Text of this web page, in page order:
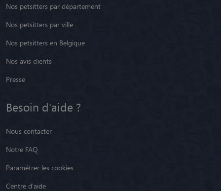
Nos petsitters par département
Nos petsitters par ville
Nos petsitters en Belgique
Nos avis clients
Presse
Besoin d'aide ?
Nous contacter
Notre FAQ
Paramétrer les cookies
Centre d'aide